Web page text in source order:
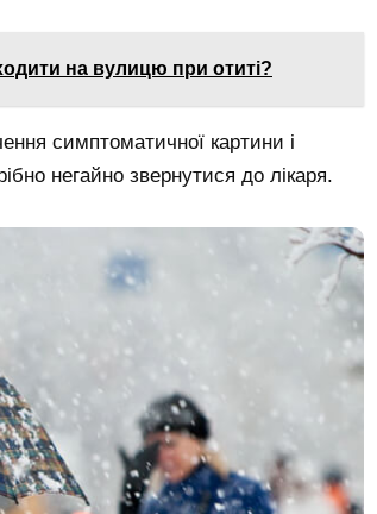
на вулицю при отиті?
симптоматичної картини і
негайно звернутися до лікаря.